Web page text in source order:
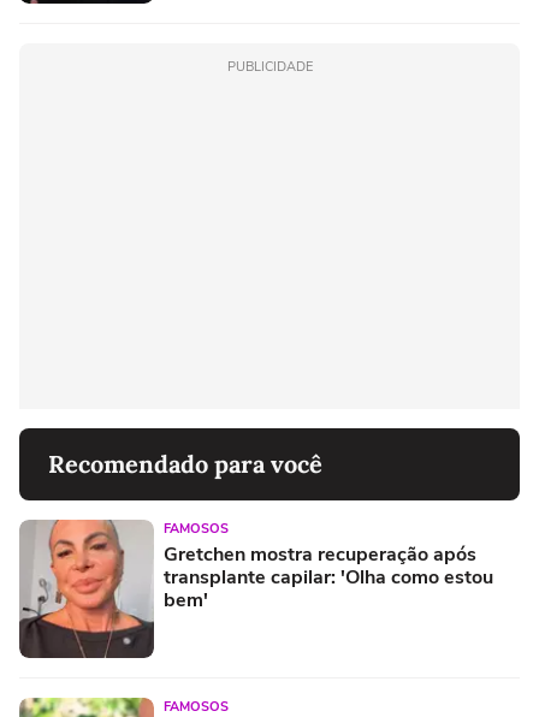
PUBLICIDADE
Recomendado para você
FAMOSOS
Gretchen mostra recuperação após
transplante capilar: 'Olha como estou
bem'
FAMOSOS